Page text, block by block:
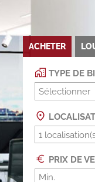
ACHETER
TYPE DE
Sélectionner
PRIX DE